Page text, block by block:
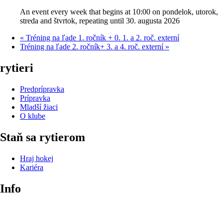
An event every week that begins at 10:00 on pondelok, utorok,
streda and štvrtok, repeating until 30. augusta 2026
« Tréning na ľade 1. ročník + 0. 1. a 2. roč. externí
Tréning na ľade 2. ročník+ 3. a 4. roč. externí »
rytieri
Predprípravka
Prípravka
Mladší žiaci
O klube
Staň sa rytierom
Hraj hokej
Kariéra
Info